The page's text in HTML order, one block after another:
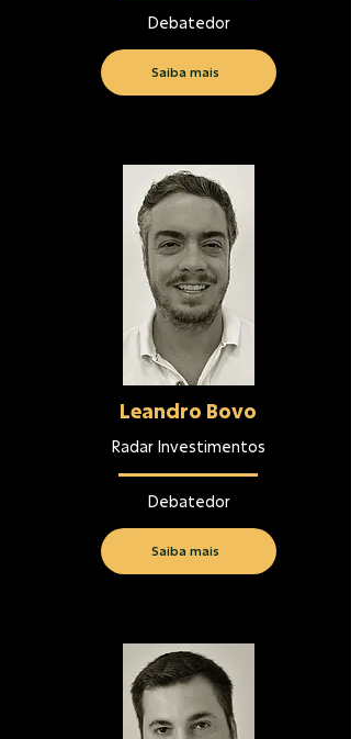
Debatedor
Saiba mais
Leandro Bovo
Radar Investimentos
Debatedor
Saiba mais